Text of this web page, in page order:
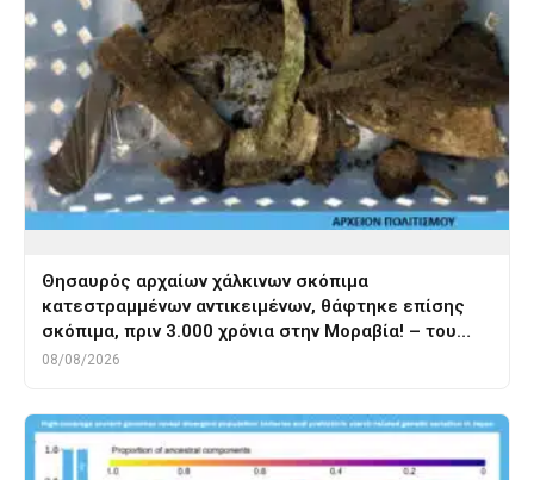
Θησαυρός αρχαίων χάλκινων σκόπιμα
κατεστραμμένων αντικειμένων, θάφτηκε επίσης
σκόπιμα, πριν 3.000 χρόνια στην Μοραβία! – του…
08/08/2026